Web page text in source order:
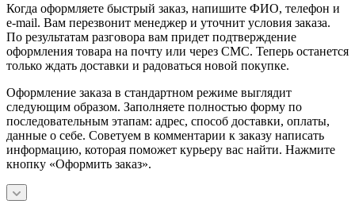
Когда оформляете быстрый заказ, напишите ФИО, телефон и
e-mail. Вам перезвонит менеджер и уточнит условия заказа.
По результатам разговора вам придет подтверждение
оформления товара на почту или через СМС. Теперь останется
только ждать доставки и радоваться новой покупке.
Оформление заказа в стандартном режиме выглядит
следующим образом. Заполняете полностью форму по
последовательным этапам: адрес, способ доставки, оплаты,
данные о себе. Советуем в комментарии к заказу написать
информацию, которая поможет курьеру вас найти. Нажмите
кнопку «Оформить заказ».